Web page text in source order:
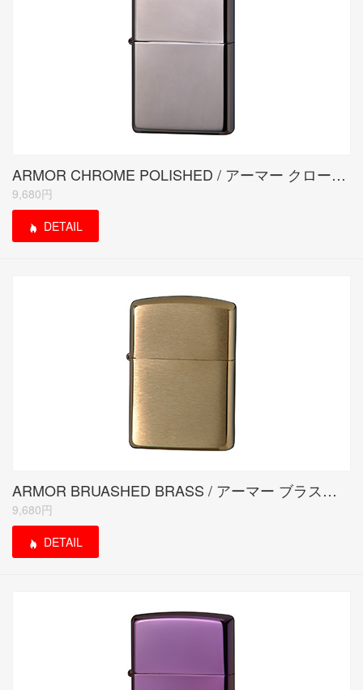
ARMOR CHROME POLISHED / アーマー クロームポリッシュド
9,680円
DETAIL
ARMOR BRUASHED BRASS / アーマー ブラスサテーナ
9,680円
DETAIL